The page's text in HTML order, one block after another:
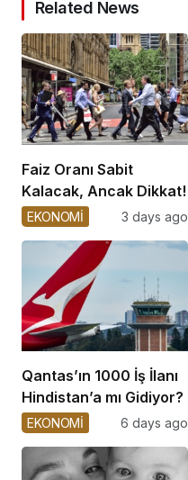
Related News
Faiz Oranı Sabit
Kalacak, Ancak Dikkat!
EKONOMİ 3 days ago
Qantas’ın 1000 İş İlanı
Hindistan’a mı Gidiyor?
EKONOMİ 6 days ago